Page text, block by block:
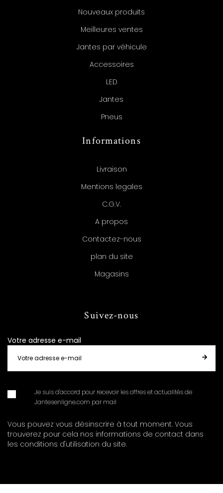
Nouveaux produits
Meilleures ventes
Jantes par véhicule
Accessoires
LED
Jantes
Pneus
Informations
Livraison
Mentions legales
C.G.V.
A propos
Contactez-nous
plan du site
Magasins
Suivez-nous
Votre adresse e-mail
Je suis d'accord pour recevoir les offres et actualités de
Jantesenligne.com par mail
Vous pouvez vous désinscrire à tout moment. Vous
trouverez pour cela nos informations de contact dans
les conditions d'utilisation du site.